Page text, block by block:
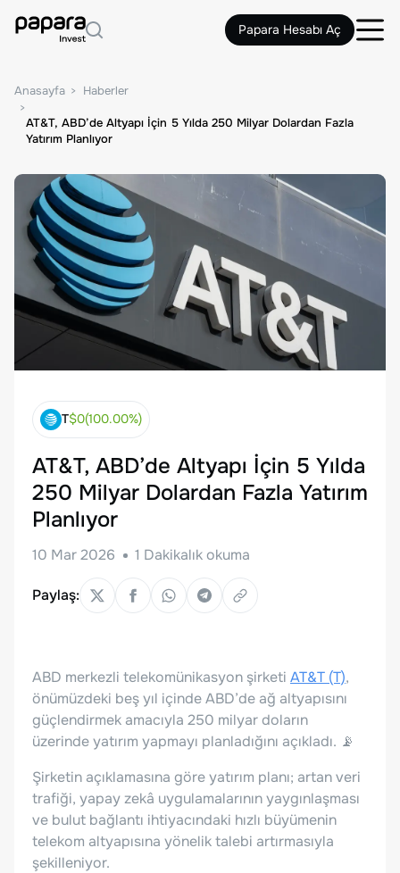
Papara Hesabı Aç
Anasayfa Haberler
AT&T, ABD’de Altyapı İçin 5 Yılda 250 Milyar Dolardan Fazla
Yatırım Planlıyor
T$0(100.00%)
AT&T, ABD’de Altyapı İçin 5 Yılda
250 Milyar Dolardan Fazla Yatırım
Planlıyor
10 Mar 2026 1 Dakikalık okuma
Paylaş:
ABD merkezli telekomünikasyon şirketi AT&T (T),
önümüzdeki beş yıl içinde ABD’de ağ altyapısını
güçlendirmek amacıyla 250 milyar doların
üzerinde yatırım yapmayı planladığını açıkladı. 📡
Şirketin açıklamasına göre yatırım planı; artan veri
trafiği, yapay zekâ uygulamalarının yaygınlaşması
ve bulut bağlantı ihtiyacındaki hızlı büyümenin
telekom altyapısına yönelik talebi artırmasıyla
şekilleniyor.